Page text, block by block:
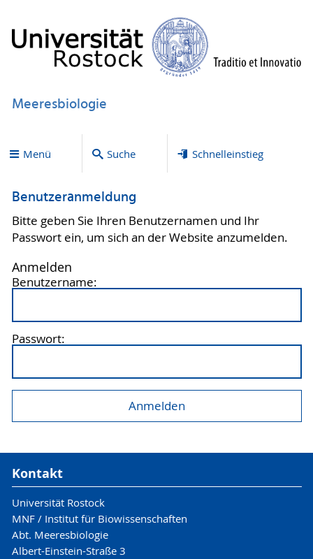
Meeresbiologie
Menü Suche Schnelleinstieg
Benutzeranmeldung
Bitte geben Sie Ihren Benutzernamen und Ihr
Passwort ein, um sich an der Website anzumelden.
Anmelden
Benutzername:
Passwort:
Kontakt
Universität Rostock
MNF / Institut für Biowissenschaften
Abt. Meeresbiologie
Albert-Einstein-Straße 3